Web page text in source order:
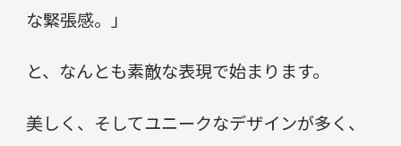
な緊張感。」
と、なんとも素敵な表現で始まります。
美しく、そしてユニークなデザインが多く、